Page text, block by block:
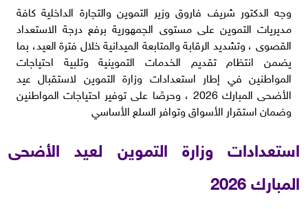
وجه الدكتور شريف فاروق وزير التموين والتجارة الداخلية كافة
مديريات التموين على مستوى الجمهورية برفع درجة الاستعداد
القصوى ، وتشديد الرقابة والمتابعة الميدانية خلال فترة العيد، بما
يضمن انتظام تقديم الخدمات التموينية وتلبية احتياجات
المواطنين في إطار استعدادات وزارة التموين لاستقبال عيد
الأضحى المبارك 2026 ، وحرصًا على توفير احتياجات المواطنين
وضمان استقرار الأسواق وتوافر السلع الأساسي
استعدادات وزارة التموين لعيد الأضحى
المبارك 2026